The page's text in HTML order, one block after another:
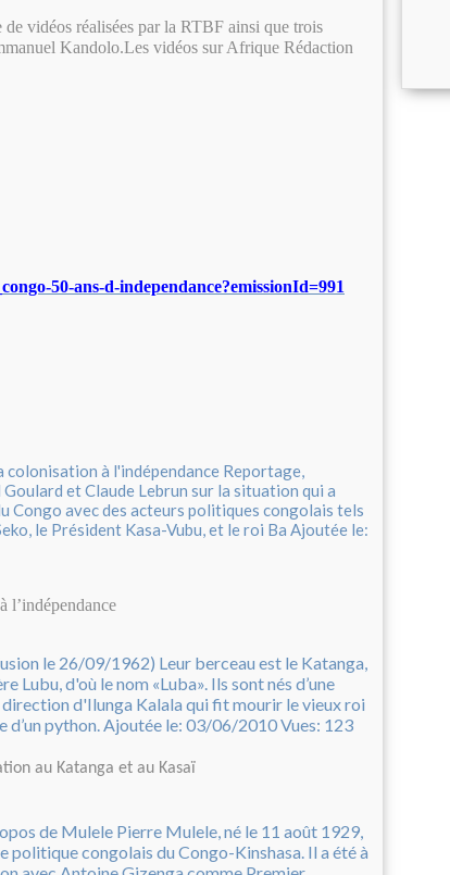
vidéos réalisées par la RTBF ainsi que trois
Kandolo.Les vidéos sur Afrique Rédaction
50-ans-d-independance?emissionId=991
l’indépendance
au Katanga et au Kasaï